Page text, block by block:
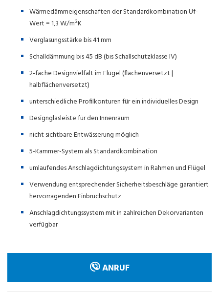
Wärmedämmeigenschaften der Standardkombination Uf-
Wert = 1,3 W/m²K
Verglasungsstärke bis 41 mm
Schalldämmung bis 45 dB (bis Schallschutzklasse IV)
2-fache Designvielfalt im Flügel (flächenversetzt |
halbflächenversetzt)
unterschiedliche Profilkonturen für ein individuelles Design
Designglasleiste für den Innenraum
nicht sichtbare Entwässerung möglich
5-Kammer-System als Standardkombination
umlaufendes Anschlagdichtungssystem in Rahmen und Flügel
Verwendung entsprechender Sicherheitsbeschläge garantiert
hervorragenden Einbruchschutz
Anschlagdichtungssystem mit in zahlreichen Dekorvarianten
verfügbar
ANRUF